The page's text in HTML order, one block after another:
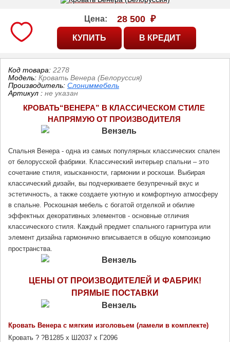
Цена: 28 500 ₽
Код товара: 2278
Модель: Кровать Венера (Белоруссия)
Производитель: Слониммебель
Артикул : не указан
КРОВАТЬ“ВЕНЕРА” В КЛАССИЧЕСКОМ СТИЛЕ
НАПРЯМУЮ ОТ ПРОИЗВОДИТЕЛЯ
Спальня Венера - одна из самых популярных классических спален
от белорусской фабрики. Классический интерьер спальни – это
сочетание стиля, изысканности, гармонии и роскоши. Выбирая
классический дизайн, вы подчеркиваете безупречный вкус и
эстетичность, а также создаете уютную и комфортную атмосферу
в спальне. Роскошная мебель с богатой отделкой и обилие
эффектных декоративных элементов - основные отличия
классического стиля. Каждый предмет спального гарнитура или
элемент дизайна гармонично вписывается в общую композицию
пространства.
ЦЕНЫ ОТ ПРОИЗВОДИТЕЛЕЙ И ФАБРИК!
ПРЯМЫЕ ПОСТАВКИ
Кровать Венера с мягким изголовьем (ламели в комплекте)
Кровать ? ?В1285 х Ш2037 х Г2096